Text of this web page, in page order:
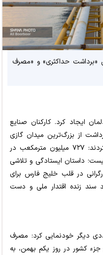
«برداشت حداکثری» و «مصرف
ایجاد کرد. کارکنان صنایع
از بزرگ‌ترین میدان گازی
مشترک جهان رکوردی تاریخی ثبت کردند: ۷۲۷ میلیون مترمکعب در
داستان ایستادگی و تلاشی
در قلب خلیج فارس برای
سند زنده اقتدار ملی و دست‌
دیگر خودنمایی کرد: مصرف
کشور در روز یکم بهمن، به